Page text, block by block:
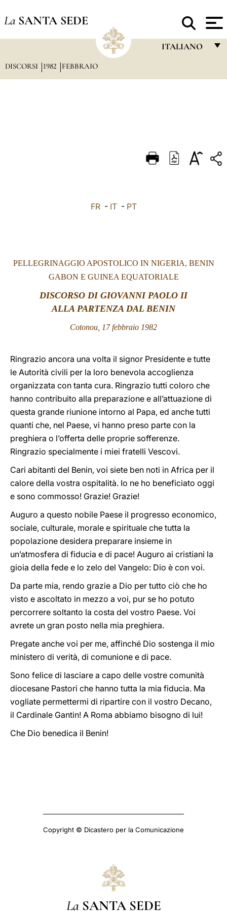
La SANTA SEDE
ITALIANO
DEUTSCH
DISCORSI 1982 FEBBRAIO
FR- IT- PT
PELLEGRINAGGIO APOSTOLICO IN NIGERIA, BENIN
GABON E GUINEA EQUATORIALE
DISCORSO DI GIOVANNI PAOLO II
ALLA PARTENZA DAL BENIN
Cotonou, 17 febbraio 1982
Ringrazio ancora una volta il signor Presidente e tutte
le Autorità civili per la loro benevola accoglienza
organizzata con tanta cura. Ringrazio tutti coloro che
hanno contribuito alla preparazione e all’attuazione di
questa grande riunione intorno al Papa, ed anche tutti
quanti che, nel Paese, vi hanno preso parte con la
preghiera o l’offerta delle proprie sofferenze.
Ringrazio specialmente i miei fratelli Vescovi.
Cari abitanti del Benin, voi siete ben noti in Africa per il
calore della vostra ospitalità. Io ne ho beneficiato oggi
e sono commosso! Grazie! Grazie!
Auguro a questo nobile Paese il progresso economico,
sociale, culturale, morale e spirituale che tutta la
popolazione desidera preparare insieme in
un’atmosfera di fiducia e di pace! Auguro ai cristiani la
gioia della fede e lo zelo del Vangelo: Dio è con voi.
Da parte mia, rendo grazie a Dio per tutto ciò che ho
visto e ascoltato in mezzo a voi, pur se ho potuto
percorrere soltanto la costa del vostro Paese. Voi
avrete un gran posto nella mia preghiera.
Pregate anche voi per me, affinché Dio sostenga il mio
ministero di verità, di comunione e di pace.
Sono felice di lasciare a capo delle vostre comunità
diocesane Pastori che hanno tutta la mia fiducia. Ma
vogliate permettermi di ripartire con il vostro Decano,
il Cardinale Gantin! A Roma abbiamo bisogno di lui!
Che Dio benedica il Benin!
Copyright © Dicastero per la Comunicazione
La SANTA SEDE